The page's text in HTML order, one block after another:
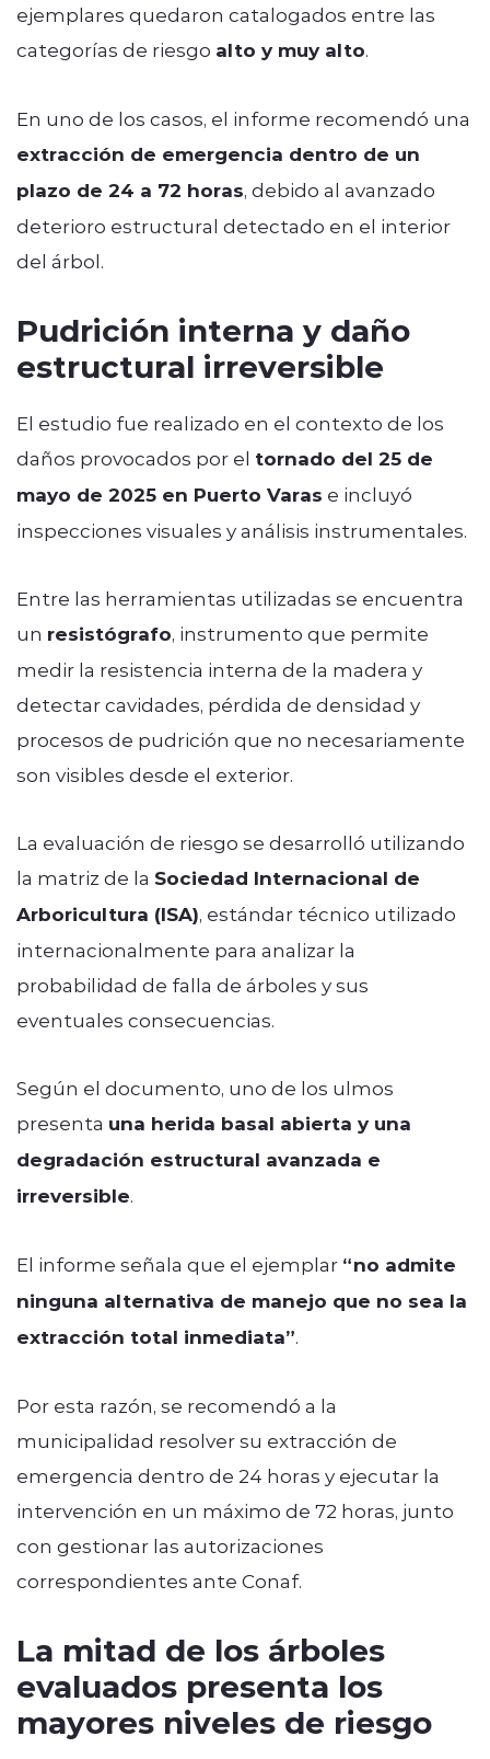
ejemplares quedaron catalogados entre las
categorías de riesgo alto y muy alto.
En uno de los casos, el informe recomendó una
extracción de emergencia dentro de un
plazo de 24 a 72 horas, debido al avanzado
deterioro estructural detectado en el interior
del árbol.
Pudrición interna y daño
estructural irreversible
El estudio fue realizado en el contexto de los
daños provocados por el tornado del 25 de
mayo de 2025 en Puerto Varas e incluyó
inspecciones visuales y análisis instrumentales.
Entre las herramientas utilizadas se encuentra
un resistógrafo, instrumento que permite
medir la resistencia interna de la madera y
detectar cavidades, pérdida de densidad y
procesos de pudrición que no necesariamente
son visibles desde el exterior.
La evaluación de riesgo se desarrolló utilizando
la matriz de la Sociedad Internacional de
Arboricultura (ISA), estándar técnico utilizado
internacionalmente para analizar la
probabilidad de falla de árboles y sus
eventuales consecuencias.
Según el documento, uno de los ulmos
presenta una herida basal abierta y una
degradación estructural avanzada e
irreversible.
El informe señala que el ejemplar “no admite
ninguna alternativa de manejo que no sea la
extracción total inmediata”.
Por esta razón, se recomendó a la
municipalidad resolver su extracción de
emergencia dentro de 24 horas y ejecutar la
intervención en un máximo de 72 horas, junto
con gestionar las autorizaciones
correspondientes ante Conaf.
La mitad de los árboles
evaluados presenta los
mayores niveles de riesgo